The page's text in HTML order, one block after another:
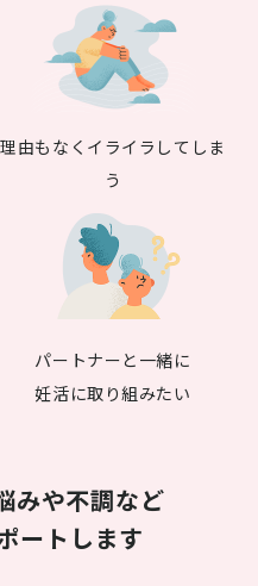
理由もなく イライラしてしま
う
パートナーと一緒に
妊活に取り組みたい
みや不調など
ートします